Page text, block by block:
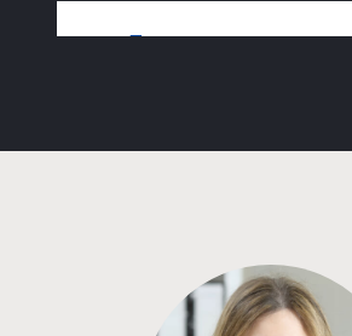
Программа от
платёж
338 779 руб.